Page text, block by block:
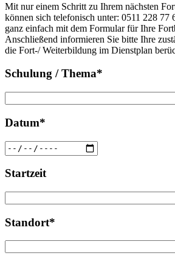
Feld
leer.
lasse
dieses
Feld
leer.
Mit nur einem Schritt zu Ihrem nächsten
können sich telefonisch unter: 0511 228 77
ganz einfach mit dem Formular für Ihre
Anschließend informieren Sie bitte Ihre
die Fort-/ Weiterbildung im Dienstplan
Schulung / Thema*
Datum*
Startzeit
Standort*